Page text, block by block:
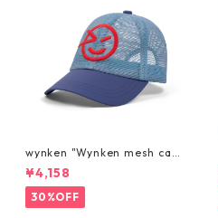
wynken "Wynken mesh cap"
PALE BLUE
¥4,158
30%OFF